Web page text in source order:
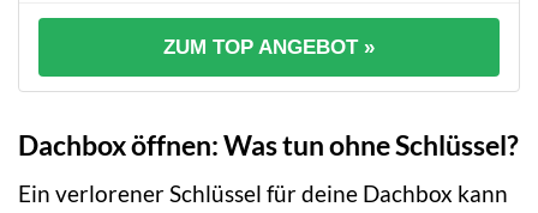
ZUM TOP ANGEBOT »
Dachbox öffnen: Was tun ohne Schlüssel?
Ein verlorener Schlüssel für deine Dachbox kann